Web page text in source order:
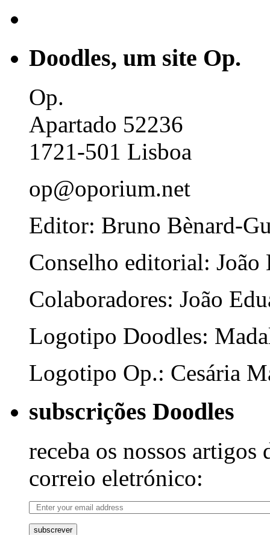
Doodles, um site Op.
Op.
Apartado 52236
1721-501 Lisboa
op@oporium.net
Editor: Bruno Bènard-
Conselho editorial: João
Colaboradores: João
Logotipo Doodles:
Logotipo Op.: Cesária
subscrições Doodles
receba os nossos artigos
correio eletrónico:
subscrever